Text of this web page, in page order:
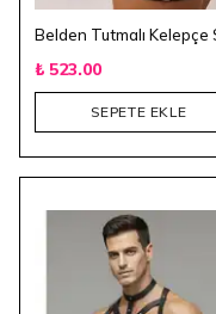
Belden Tutmalı Kelepçe
₺ 523.00
SEPETE EKLE